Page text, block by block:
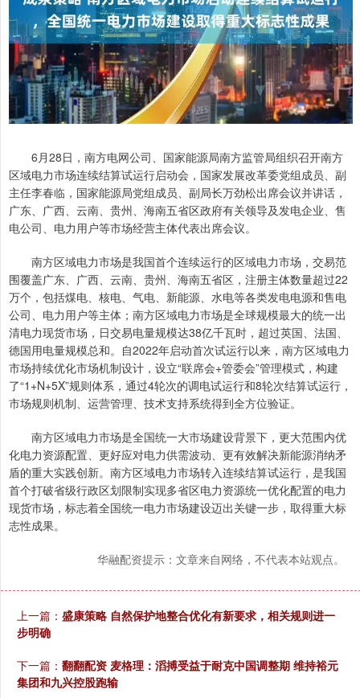
6月28日，南方电网公司、国家能源局南方监管局组织召开南方
区域电力市场连续结算试运行启动会，国家发展改革委党组成员、副
主任李春临，国家能源局党组成员、副局长万劲松出席会议并讲话，
广东、广西、云南、贵州、海南五省区政府有关领导及发电企业、售
电公司、电力用户等市场经营主体代表出席会议。
南方区域电力市场是我国首个连续运行的区域电力市场，交易范
围覆盖广东、广西、云南、贵州、海南五省区，注册主体数量超过22
万个，包括煤电、核电、气电、新能源、水电等各类发电电源和售电
公司、电力用户等主体；南方区域电力市场是全球规模最大的统一出
清电力现货市场，日交易电量规模达38亿千瓦时，超过英国、法国、
德国用电量规模总和。自2022年启动首次试运行以来，南方区域电力
市场持续优化市场机制设计，设立“联席会+管委会”管理模式，构建
了“1+N+5X”规则体系，通过4轮次的调电试运行和8轮次结算试运行，
市场规则机制、运营管理、技术支持系统得到全方位验证。
南方区域电力市场是全国统一大市场建设背景下，更大范围内优
化电力资源配置、更好应对电力供需波动、更有效解决新能源消纳矛
盾的重大实践创新。南方区域电力市场转入连续结算试运行，是我国
首个打破省级行政区划限制实现多省区电力资源统一优化配置的电力
现货市场，标志着全国统一电力市场建设迈出关键一步，取得重大标
志性成果。
华融配资提示：文章来自网络，不代表本站观点。
上一篇： 盛康策略 自然保护地整合优化有新要求，相关规则进一
步明确
下一篇： 翻翻配资 麦格理：滔搏受益于耐克中国调整期 维持裕元
集团和九兴控股跑输